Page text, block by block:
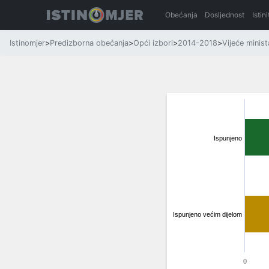
Obećanja Dosljednost
Istinomjer>Predizborna obećanja>Opći izbori>2014-2018>Vijeće
Ispunjeno
Ispunjeno većim dijelom
0